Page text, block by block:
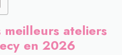
meilleurs ateliers
en 2026